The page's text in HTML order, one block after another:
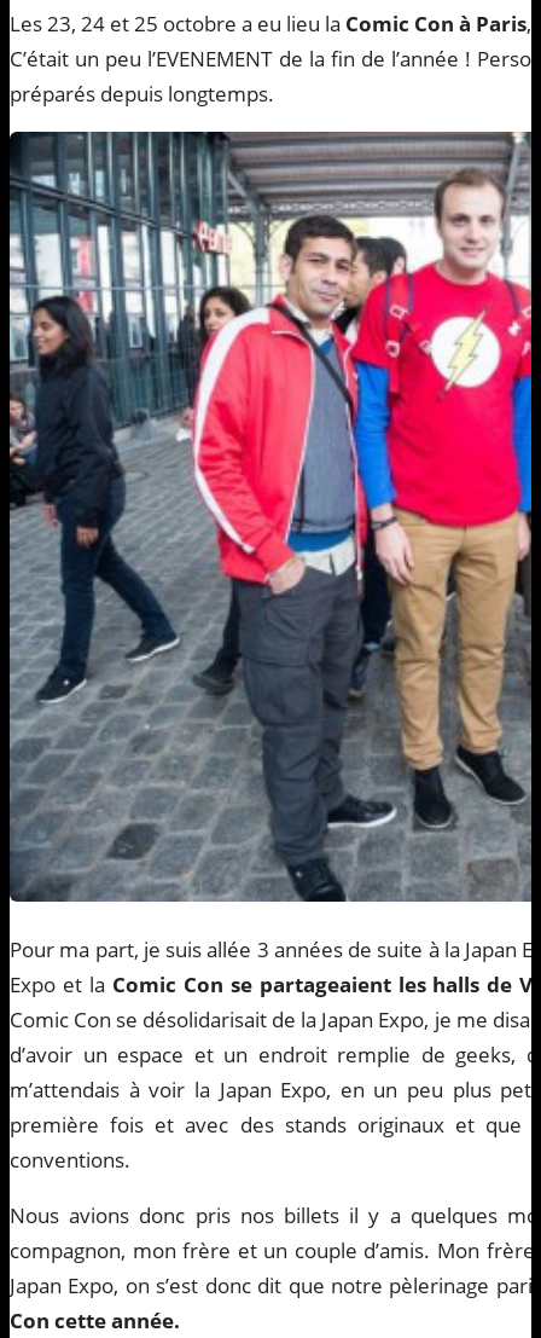
Les 23, 24 et 25 octobre a eu lieu la Comic Con à Paris,
C’était un peu l’EVENEMENT de la fin de l’année !
préparés depuis longtemps.
Pour ma part, je suis allée 3 années de suite à la Japan
Expo et la Comic Con se partageaient les halls de
Comic Con se désolidarisait de la Japan Expo, je me
d’avoir un espace et un endroit remplie de geeks,
m’attendais à voir la Japan Expo, en un peu plus
première fois et avec des stands originaux et que
conventions.
Nous avions donc pris nos billets il y a quelques
compagnon, mon frère et un couple d’amis. Mon frère
Japan Expo, on s’est donc dit que notre pèlerinage
Con cette année.